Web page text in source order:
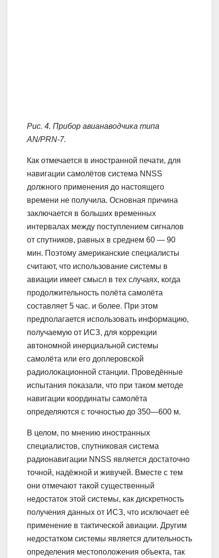
от спутников, равных в среднем 60 — 90
мин. Поэтому американские специалисты
считают, что использование системы в
авиации имеет смысл в тех случаях, когда
составляет 5 час. и более. При этом
предполагается использовать информацию,
автономной инерциальной системы
самолёта или его доплеровской
навигации координаты самолёта
определяются с точностью до 350—600 м.
В целом, по мнению иностранных
специалистов, спутниковая система
радионавигации NNSS является достаточно
точной, надёжной и живучей. Вместе с тем
они отмечают такой существенный
недостаток этой системы, как дискретность
получения данных от ИСЗ, что исключает её
применение в тактической авиации. Другим
недостатком системы является длительность
как нужно следить за сигналами ИСЗ все
время, пока он находится в поле видимости
В состав бортового корабельного
оборудования системы NNSS обычно
входит ЭВМ. Это, как утверждается в
иностранной печати, даёт возможность
создать на базе ЭВМ комплексную